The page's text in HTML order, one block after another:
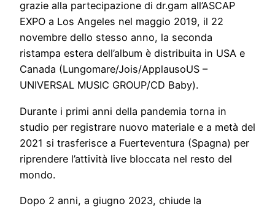
grazie alla partecipazione di dr.gam all’ASCAP
EXPO a Los Angeles nel maggio 2019, il 22
novembre dello stesso anno, la seconda
ristampa estera dell’album è distribuita in USA e
Canada (Lungomare/Jois/ApplausoUS –
UNIVERSAL MUSIC GROUP/CD Baby).
Durante i primi anni della pandemia torna in
studio per registrare nuovo materiale e a metà del
2021 si trasferisce a Fuerteventura (Spagna) per
riprendere l’attività live bloccata nel resto del
mondo.
Dopo 2 anni, a giugno 2023, chiude la